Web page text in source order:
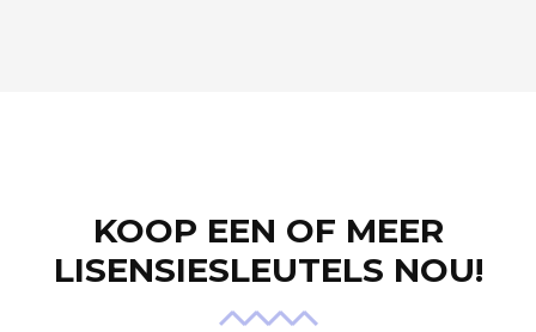
KOOP EEN OF MEER
LISENSIESLEUTELS NOU!